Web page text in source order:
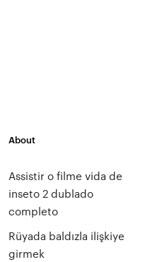
About
Assistir o filme vida de
inseto 2 dublado
completo
Rüyada baldızla ilişkiye
girmek